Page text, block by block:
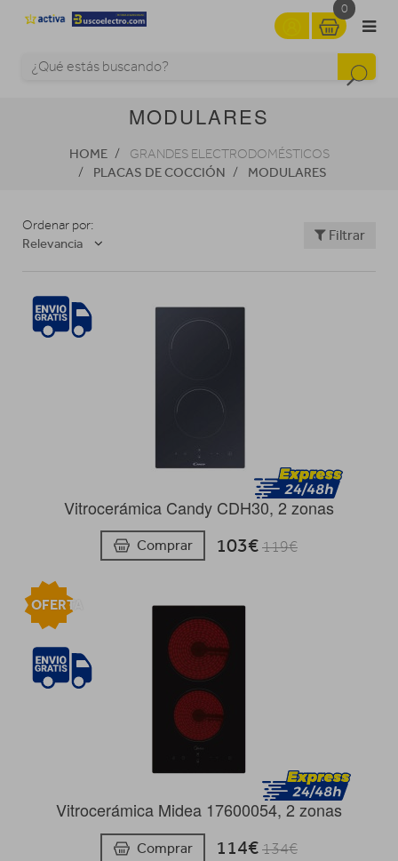
0
MODULARES
HOME GRANDES ELECTRODOMÉSTICOS
PLACAS DE COCCIÓN MODULARES
Ordenar por:
Relevancia
Filtrar
Vitrocerámica Candy CDH30, 2 zonas
Comprar 103€119€
Vitrocerámica Midea 17600054, 2 zonas
Comprar 114€134€
OFERTA